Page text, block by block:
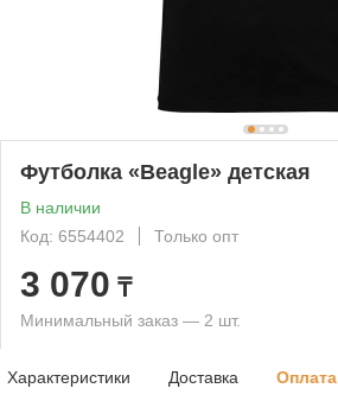
Футболка «Beagle» детская
В наличии
Код: 6554402
Только опт
3 070 ₸
Минимальный заказ — 2 шт.
Характеристики Доставка Оплата